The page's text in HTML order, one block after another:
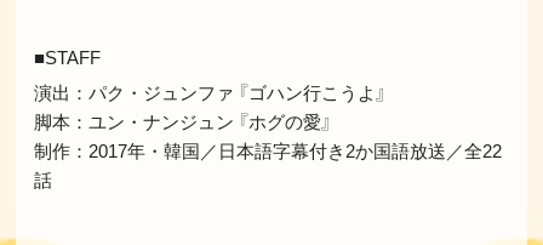
■STAFF
演出：パク・ジュンファ 『ゴハン行こうよ』
脚本：ユン・ナンジュン 『ホグの愛』
制作：2017年・韓国／日本語字幕付き2か国語放送／全22
話